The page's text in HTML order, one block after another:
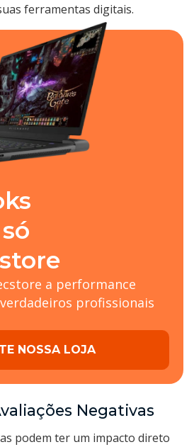
ferramentas digitais.
a performance
profissionais
NOSSA LOJA
Negativas
podem ter um impacto direto